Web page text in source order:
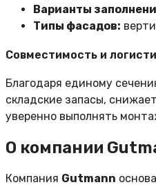
Варианты
Типы фасадов:
Совместимость и
Благодаря единому
складские запасы,
уверенно выполнять
О компании
Компания Gutmann